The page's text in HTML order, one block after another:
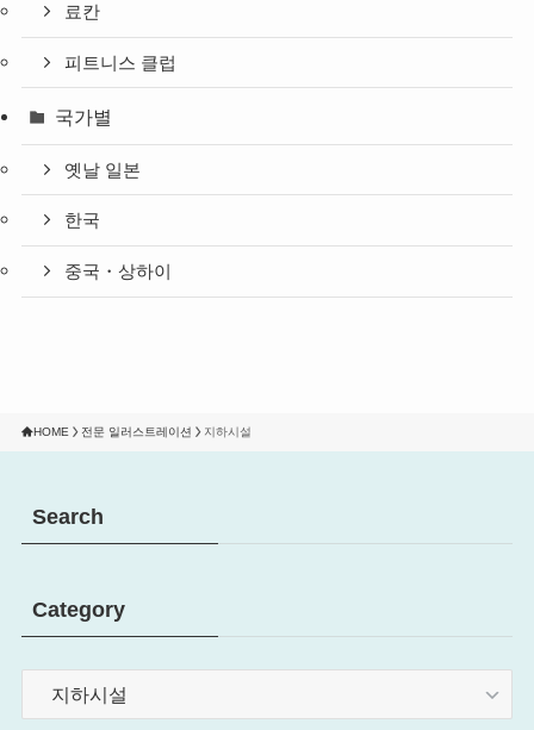
료칸
피트니스 클럽
국가별
옛날 일본
한국
중국・상하이
HOME 전문 일러스트레이션 지하시설
Search
Category
Category